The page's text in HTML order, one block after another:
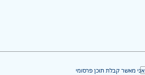
אני מאשר קבלת תוכן פרסומי